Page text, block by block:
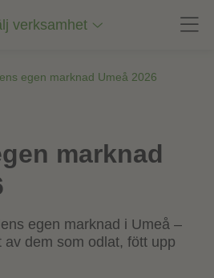
verksamhet
egen marknad Umeå 2026
marknad
egen marknad i Umeå –
dem som odlat, fött upp